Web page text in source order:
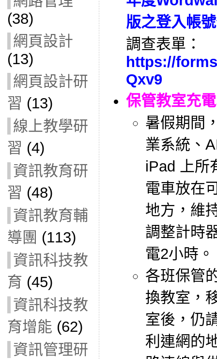
(38)
網頁設計
(13)
網頁設計研
習 (13)
線上教學研
習 (4)
資訊教育研
習 (48)
資訊教育輔
導團 (113)
資訊科技教
育 (45)
資訊科技教
育增能 (62)
資訊管理研
版之登入帳
調查表單：
https://
Qxv9
保管教室充
暑假期間
業系統、
iPad 上所
電車放在
地方，維
調整計時
電2小時。
各班保管
換教室，
室後，仍
利連網的